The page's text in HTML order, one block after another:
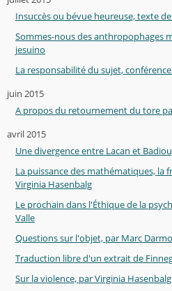
Insuccès ou bévue heureuse, texte
Sommes-nous des anthropophages
jesuino
La responsabilité du sujet,
juin 2015
A propos du retournement du tore
avril 2015
Une divergence entre Lacan et
La puissance des mathématiques, la
Virginia Hasenbalg
Le prochain dans l'Éthique de la
Valle
Questions sur l'objet, par Marc
Traduction libre d'un extrait de
Sur la violence, par Virginia Hasenbalg